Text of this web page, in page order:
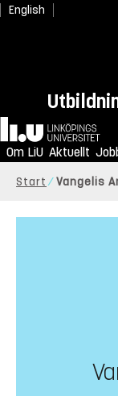
English
Hem
Om LiU Aktuellt
Start Vangelis